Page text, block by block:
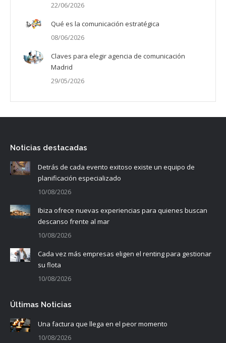
22/06/2026
Qué es la comunicación estratégica
08/06/2026
Claves para elegir agencia de comunicación
Madrid
29/05/2026
Noticias destacadas
Detrás de cada evento exitoso existe un equipo de
planificación especializado
10/08/2026
Ibiza ofrece nuevas experiencias para quienes buscan
descanso frente al mar
10/08/2026
Cada vez más empresas eligen el renting para gestionar
su flota
10/08/2026
Últimas Noticias
Una factura que llega en el peor momento
10/08/2026